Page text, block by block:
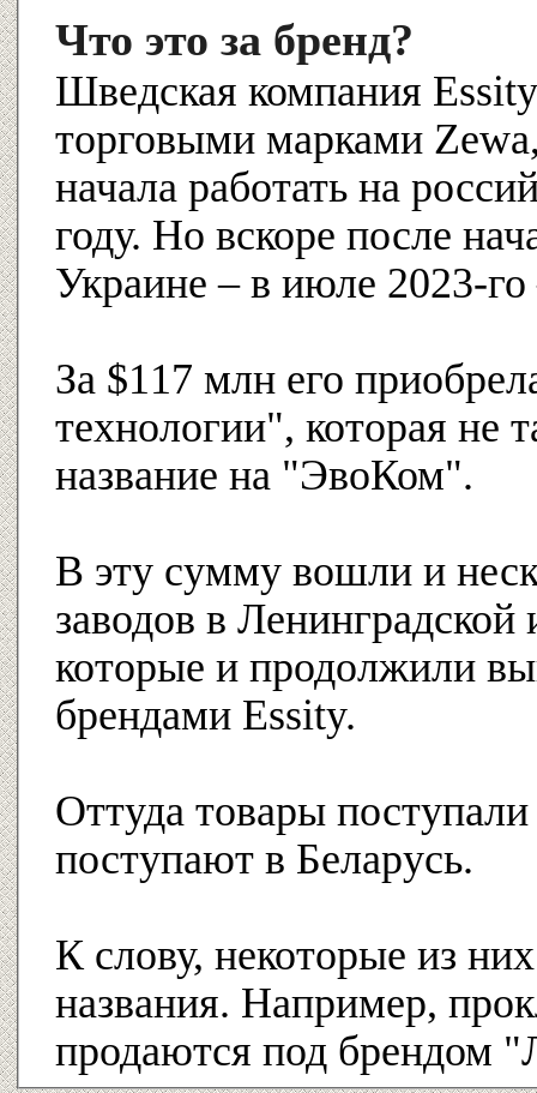
Что это за бренд?
Шведская компания
торговыми марками
начала работать на
году. Но вскоре после
Украине – в июле 2023-
За $117 млн его
технологии", которая не
название на "ЭвоКом".
В эту сумму вошли и
заводов в Ленинградской
которые и продолжили
брендами Essity.
Оттуда товары
поступают в Беларусь.
К слову, некоторые из
названия. Например,
продаются под брендом